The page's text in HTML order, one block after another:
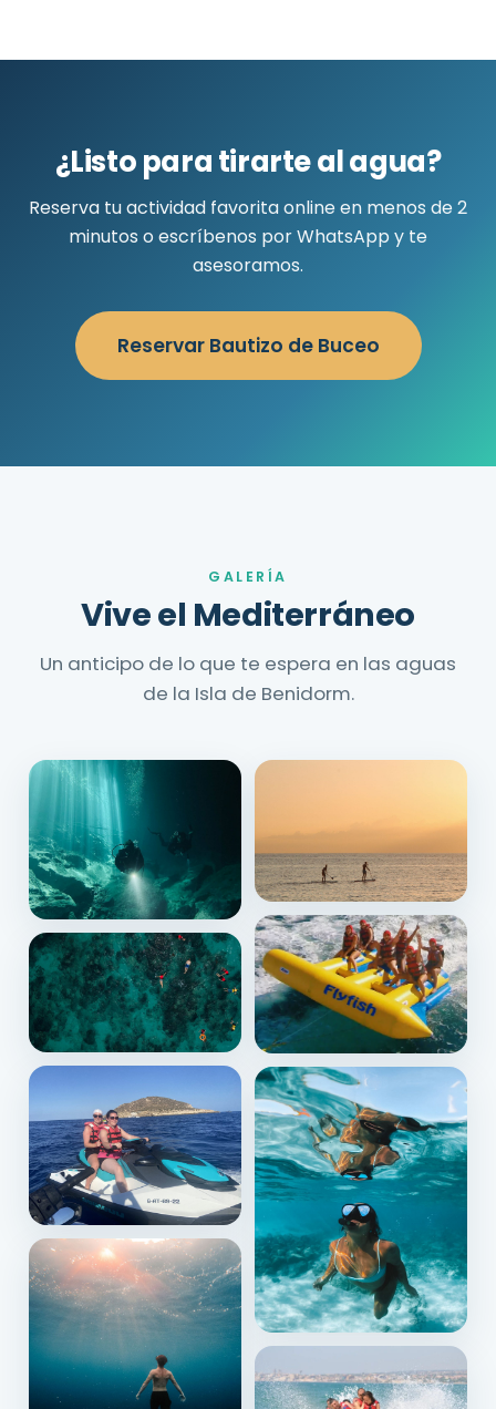
¿Listo para tirarte al agua?
Reserva tu actividad favorita online en menos de 2
minutos o escríbenos por WhatsApp y te
asesoramos.
Reservar Bautizo de Buceo
GALERÍA
Vive el Mediterráneo
Un anticipo de lo que te espera en las aguas
de la Isla de Benidorm.